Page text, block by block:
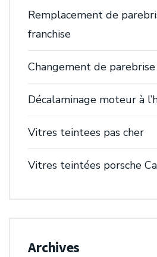
Remplacement de
franchise
Changement de parebrise
Décalaminage moteur à
Vitres teintees pas cher
Vitres teintées porsche
Archives